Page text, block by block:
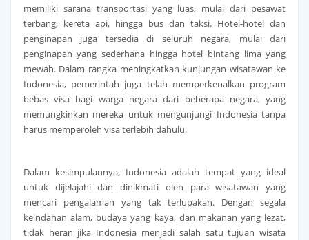
memiliki sarana transportasi yang luas, mulai dari pesawat
terbang, kereta api, hingga bus dan taksi. Hotel-hotel dan
penginapan juga tersedia di seluruh negara, mulai dari
penginapan yang sederhana hingga hotel bintang lima yang
mewah. Dalam rangka meningkatkan kunjungan wisatawan ke
Indonesia, pemerintah juga telah memperkenalkan program
bebas visa bagi warga negara dari beberapa negara, yang
memungkinkan mereka untuk mengunjungi Indonesia tanpa
harus memperoleh visa terlebih dahulu.
Dalam kesimpulannya, Indonesia adalah tempat yang ideal
untuk dijelajahi dan dinikmati oleh para wisatawan yang
mencari pengalaman yang tak terlupakan. Dengan segala
keindahan alam, budaya yang kaya, dan makanan yang lezat,
tidak heran jika Indonesia menjadi salah satu tujuan wisata